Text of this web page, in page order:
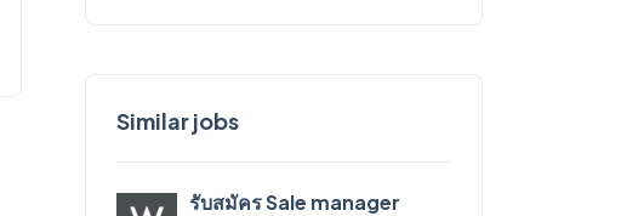
Similar jobs
รับสมัคร Sale manager